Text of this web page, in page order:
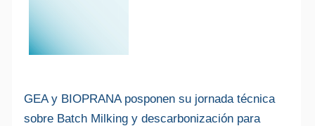
GEA y BIOPRANA posponen su jornada técnica
sobre Batch Milking y descarbonización para